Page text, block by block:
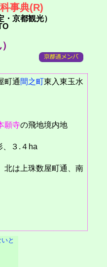
事典(R)
・京都観光）
町通 間之町東入東玉水
願寺の飛地境内地
、３.４ha
北は上珠数屋町通、南